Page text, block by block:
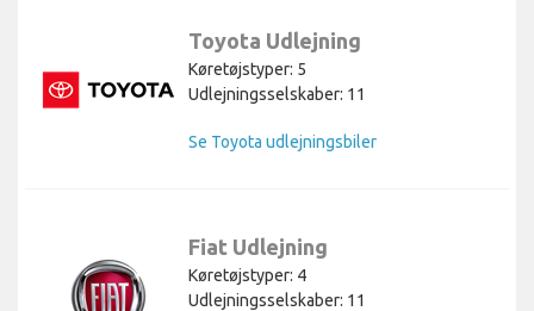
Toyota Udlejning
Køretøjstyper: 5
Udlejningsselskaber: 11
Se Toyota udlejningsbiler
Fiat Udlejning
Køretøjstyper: 4
Udlejningsselskaber: 11